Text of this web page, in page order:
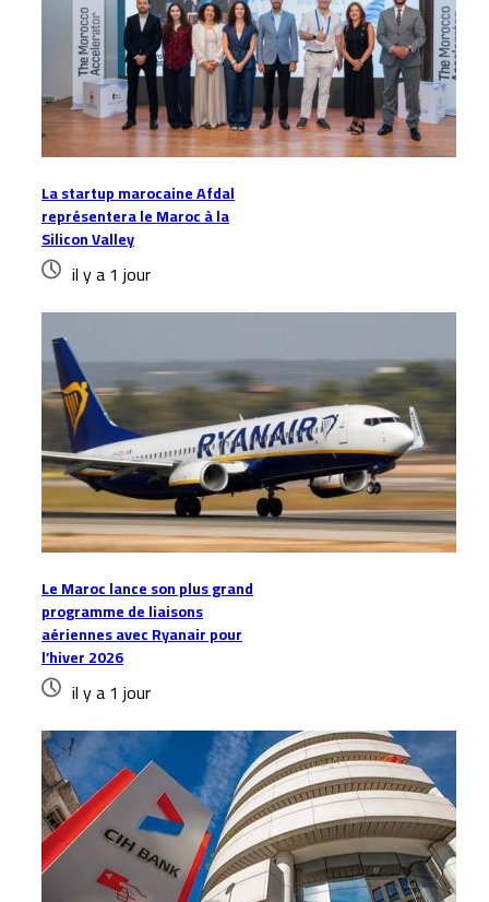
La startup marocaine Afdal
représentera le Maroc à la
Silicon Valley
il y a 1 jour
Le Maroc lance son plus grand
programme de liaisons
aériennes avec Ryanair pour
l’hiver 2026
il y a 1 jour